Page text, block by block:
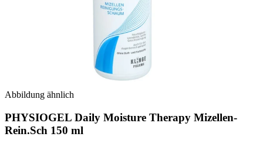
Abbildung ähnlich
PHYSIOGEL Daily Moisture Therapy Mizellen-
Rein.Sch 150 ml